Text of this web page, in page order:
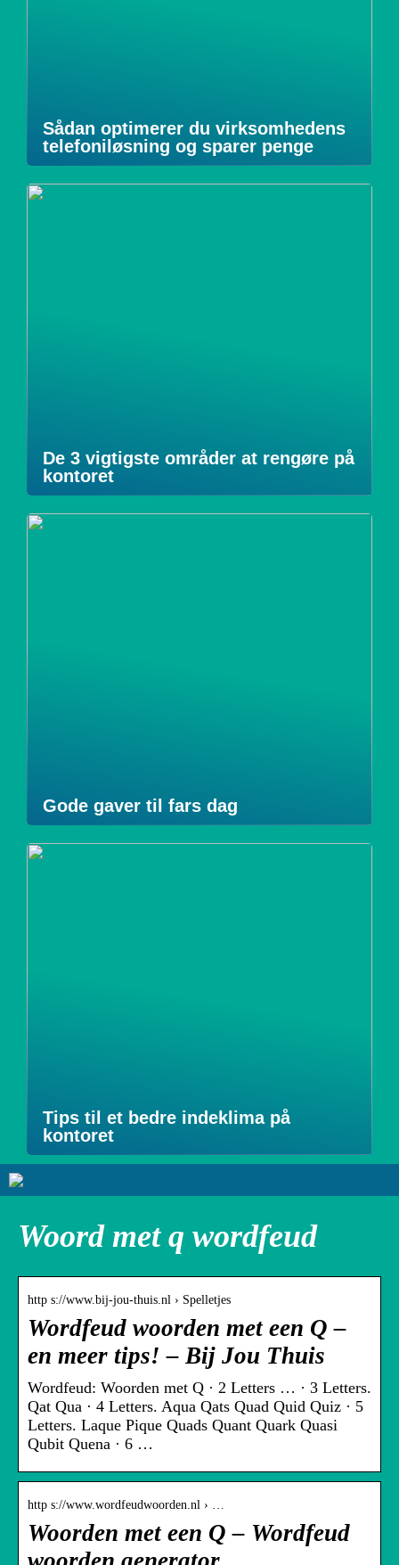
Sådan optimerer du virksomhedens
telefoniløsning og sparer penge
De 3 vigtigste områder at rengøre på
kontoret
Gode gaver til fars dag
Tips til et bedre indeklima på
kontoret
Woord met q wordfeud
http s://www.bij-jou-thuis.nl › Spelletjes
Wordfeud woorden met een Q –
en meer tips! – Bij Jou Thuis
Wordfeud: Woorden met Q · 2 Letters … · 3 Letters.
Qat Qua · 4 Letters. Aqua Qats Quad Quid Quiz · 5
Letters. Laque Pique Quads Quant Quark Quasi
Qubit Quena · 6 …
http s://www.wordfeudwoorden.nl › …
Woorden met een Q – Wordfeud